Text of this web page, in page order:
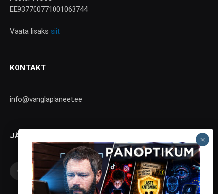
EE937700771001063744
Vaata lisaks siit
KONTAKT
info@vanglaplaneet.ee
JÄLGI SOTSIAALMEEDIAS
Facebook
X
(Twitter)
InstagramYouTubeTelegram